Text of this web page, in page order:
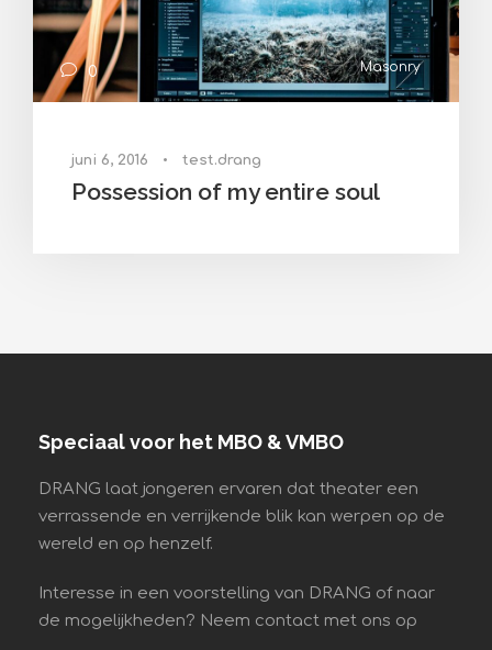
Masonry
0
juni 6, 2016 • test.drang
Possession of my entire soul
Speciaal voor het MBO & VMBO
DRANG laat jongeren ervaren dat theater een
verrassende en verrijkende blik kan werpen op de
wereld en op henzelf.
Interesse in een voorstelling van DRANG of naar
de mogelijkheden? Neem contact met ons op